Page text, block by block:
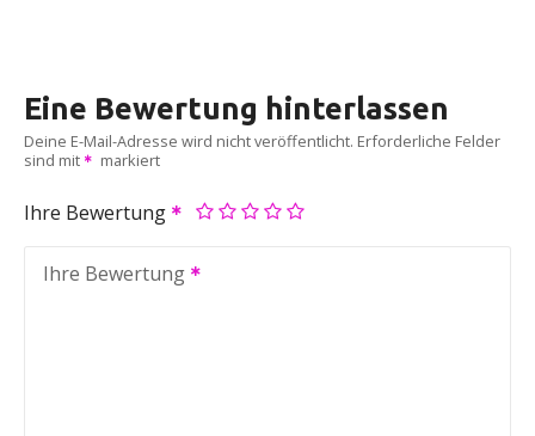
Eine Bewertung hinterlassen
Deine E-Mail-Adresse wird nicht veröffentlicht. Erforderliche Felder
sind mit
markiert
Ihre Bewertung
Ihre Bewertung